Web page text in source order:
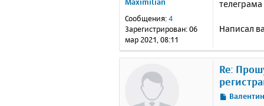
Сообщения:4
Зарегистрирован:06
мар 2021, 08:11
б
е
и
е
Написал
Re:
С